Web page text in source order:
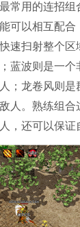
常用的连招组
可以相互配合
速扫射整个区
蓝波则是一个
；龙卷风则是
人。熟练组合
，还可以保证